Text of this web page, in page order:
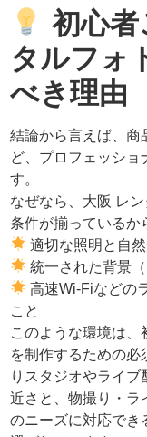
初心者
タルフォ
べき理由
結論から言えば、商
ど、プロフェッシ
す。
なぜなら、大阪 レ
条件が揃っているか
適切な照明と自
統一された背景
高速Wi-Fiなどの
こと
このような環境は、
を制作するための必
りスタジオやライ
近さと、物撮り・ラ
のニーズに対応でき